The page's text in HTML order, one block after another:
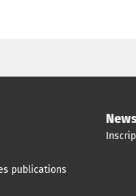
publications